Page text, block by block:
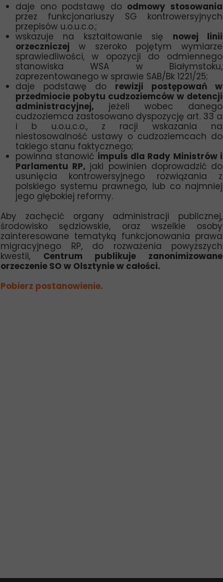
daje ono podstawę do odmowy stosowania
przez funkcjonariuszy SG kontrowersyjnych
przepisów u.o.u.c.o.;
wskazuje na kształtowanie się nowej linii
orzeczniczej w szeroko pojętym wymiarze
sprawiedliwości, w opozycji do odmiennego
stanowiska WSA w Białymstoku,
zaprezentowanego w sprawie SAB/Bk 1221/25;
daje podstawę do rewizji postępowań w
przedmiocie pobytu cudzoziemców w detencji
administracyjnej, jeżeli wobec danego
cudzoziemca zastosowano dyspozycję art. 33 a
i b u.o.u.c.o., z racji wskazania na
niestosowalność ustawy o cudzoziemcach do
takiego stanu faktycznego;
powinna stanowić impuls dla Rady Ministrów i
Parlamentu RP, jaki powinien doprowadzić do
usunięcia kontrowersyjnego rozwiązania z
polskiego systemu prawnego, lub co najmniej
jego głębokiej reformy.
Aby zachęcić organy administracji publicznej,
środowisko sędziowskie, oraz wszelkie osoby
zainteresowane tematyką funkcjonowania prawa
migracyjnego RP, do rozważenia powyższych
kwestii, Centrum publikuje zanonimizowane
orzeczenie SO w Olsztynie w całości.
Pobierz postanowienie.